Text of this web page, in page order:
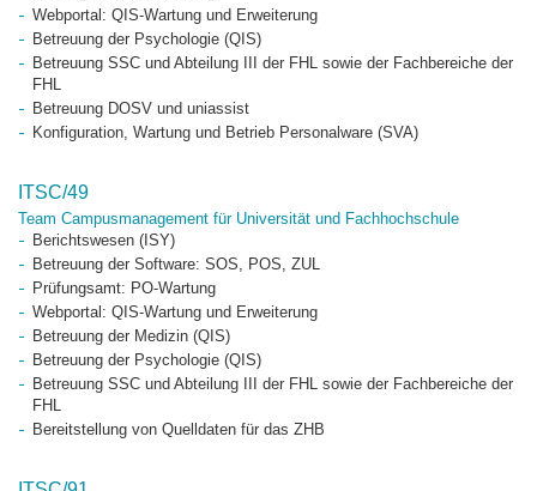
Webportal: QIS-Wartung und Erweiterung
Betreuung der Psychologie (QIS)
Betreuung SSC und Abteilung III der FHL sowie der Fachbereiche der
FHL
Betreuung DOSV und uniassist
Konfiguration, Wartung und Betrieb Personalware (SVA)
ITSC/49
Team Campusmanagement für Universität und Fachhochschule
Berichtswesen (ISY)
Betreuung der Software: SOS, POS, ZUL
Prüfungsamt: PO-Wartung
Webportal: QIS-Wartung und Erweiterung
Betreuung der Medizin (QIS)
Betreuung der Psychologie (QIS)
Betreuung SSC und Abteilung III der FHL sowie der Fachbereiche der
FHL
Bereitstellung von Quelldaten für das ZHB